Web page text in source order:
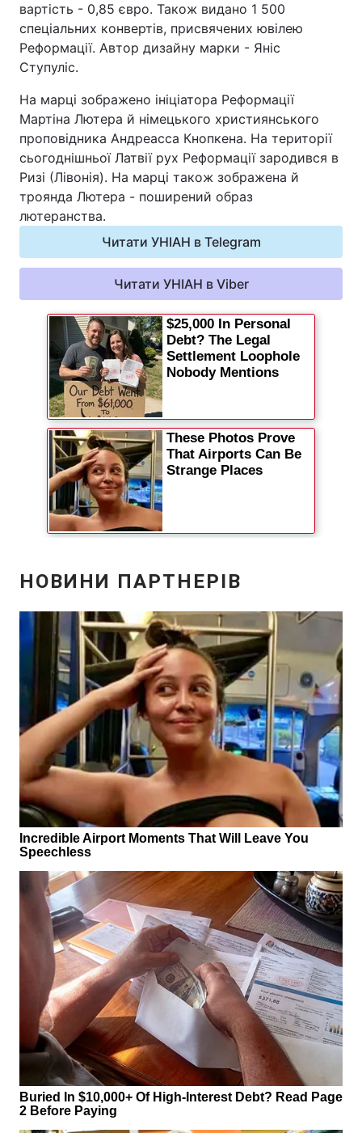
Спорт Наука
Зброя Інциденти
Здоров'я Туризм
Цікавинки Погода
Відео з Youtube Статті
Думки
Вакансії
Контакти
ПОСЛУГИ
Реклама на сайті Фотобанк
Моніторинг
вартість - 0,85 євро. Також видано 1 500
спеціальних конвертів, присвячених ювілею
Реформації. Автор дизайну марки - Яніс
Ступуліс.
На марці зображено ініціатора Реформації
Мартіна Лютера й німецького християнського
проповідника Андреасса Кнопкена. На території
сьогоднішньої Латвії рух Реформації зародився в
Ризі (Лівонія). На марці також зображена й
троянда Лютера - поширений образ
лютеранства.
Читати УНІАН в Telegram
Читати УНІАН в Viber